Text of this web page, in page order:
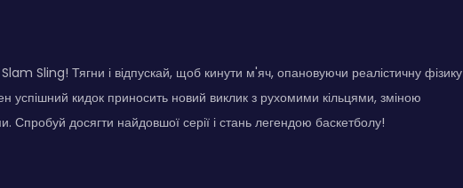
Sling! Тягни і відпускай, щоб кинути м'яч, опановуючи реалістичну фізику
успішний кидок приносить новий виклик з рухомими кільцями, зміною
Спробуй досягти найдовшої серії і стань легендою баскетболу!